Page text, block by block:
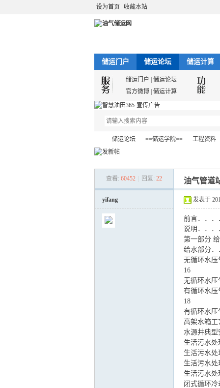
设为首页 收藏本站
储运门户 储运论坛 储运计算
储运门户
储运论坛
官方微博 储运计算
储运论坛 ==储运学院==
›
工程资料
›
查看: 60452 回复: 22 油气管道
yifang 发表于
前言．．．
说明．．．
第一部分
给水部分．
无循环水压
16
无循环水压
有循环水压
18
有循环水压
高架水箱
水源井典型
生活污水
生活污水
生活污水处
生活污水处
闭式循环